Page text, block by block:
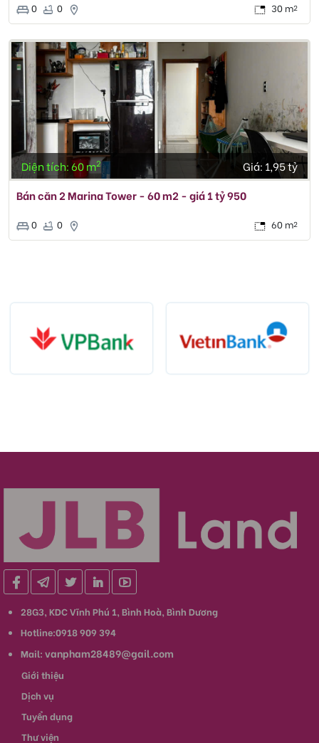
0 0 30 m2
Diện tích: 60 m2 Giá: 1,95 tỷ
Bán căn 2 Marina Tower - 60 m2 - giá 1 tỷ 950
0 0 60 m2
28G3, KDC Vĩnh Phú 1, Bình Hoà, Bình Dương
Hotline:0918 909 394
Mail: vanpham28489@gail.com
Giới thiệu
Dịch vụ
Tuyển dụng
Thư viện